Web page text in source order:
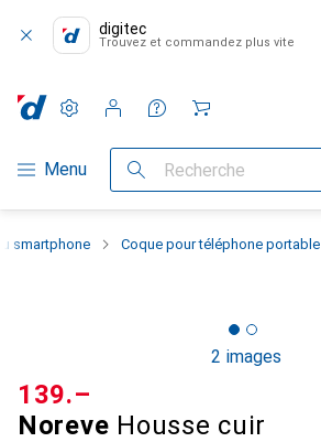
digitec
Trouvez et commandez plus vite
Navigation par catégorie
Menu Recherche
Paramètres
Compte client
Listes de comparaison
Listes d'envies
Panier
smartphone Coque pour téléphone portable
2 images
Noreve Housse cuir
CHF
139.–